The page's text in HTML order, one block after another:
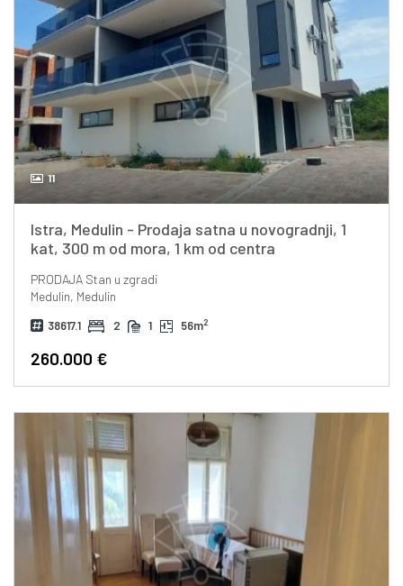
11
Istra, Medulin - Prodaja satna u novogradnji, 1
kat, 300 m od mora, 1 km od centra
PRODAJAStan u zgradi
Medulin, Medulin
38617.1 2 1 56m2
260.000 €